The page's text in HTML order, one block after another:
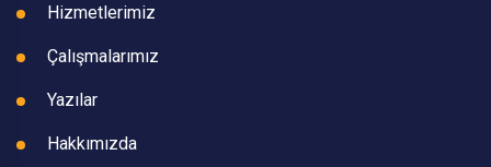
Hizmetlerimiz
Çalışmalarımız
Yazılar
Hakkımızda